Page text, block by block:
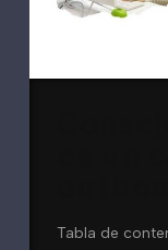
Tabla de